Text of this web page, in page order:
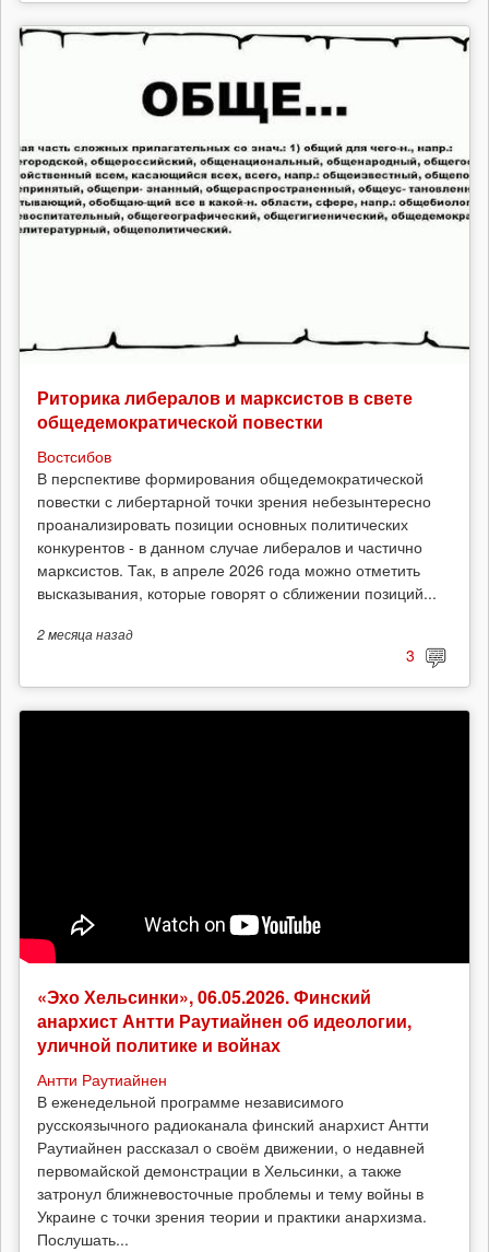
Риторика либералов и марксистов в свете
общедемократической повестки
Востсибов
В перспективе формирования общедемократической
повестки с либертарной точки зрения небезынтересно
проанализировать позиции основных политических
конкурентов - в данном случае либералов и частично
марксистов. Так, в апреле 2026 года можно отметить
высказывания, которые говорят о сближении позиций...
2 месяцаназад
3
«Эхо Хельсинки», 06.05.2026. Финский
анархист Антти Раутиайнен об идеологии,
уличной политике и войнах
Антти Раутиайнен
В еженедельной программе независимого
русскоязычного радиоканала финский анархист Антти
Раутиайнен рассказал о своём движении, о недавней
первомайской демонстрации в Хельсинки, а также
затронул ближневосточные проблемы и тему войны в
Украине с точки зрения теории и практики анархизма.
Послушать...